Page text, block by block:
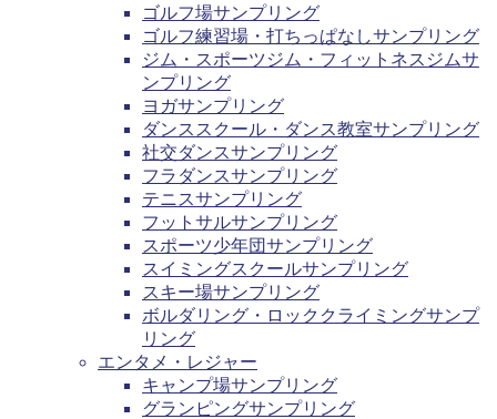
ゴルフ場サンプリング
ゴルフ練習場・打ちっぱなしサンプリング
ジム・スポーツジム・フィットネスジムサ
ンプリング
ヨガサンプリング
ダンススクール・ダンス教室サンプリング
社交ダンスサンプリング
フラダンスサンプリング
テニスサンプリング
フットサルサンプリング
スポーツ少年団サンプリング
スイミングスクールサンプリング
スキー場サンプリング
ボルダリング・ロッククライミングサンプ
リング
エンタメ・レジャー
キャンプ場サンプリング
グランピングサンプリング